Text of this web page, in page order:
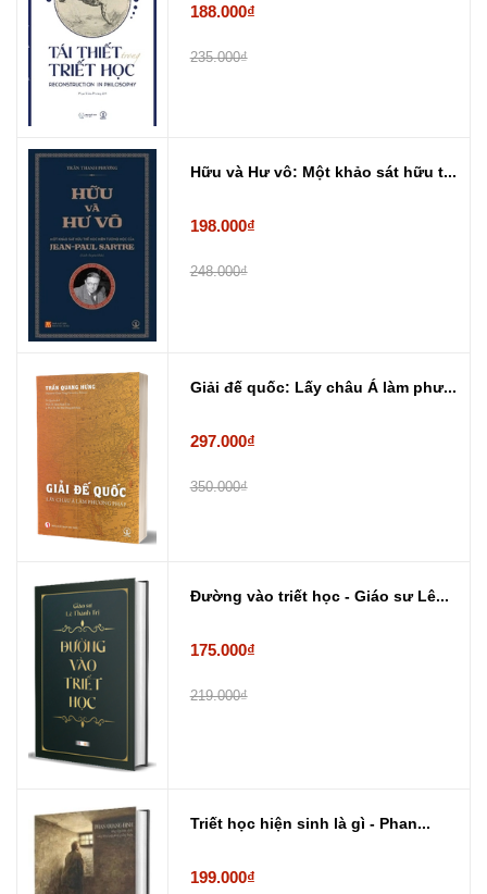
188.000₫
235.000₫
Hữu và Hư vô: Một khảo sát hữu t...
198.000₫
248.000₫
Giải đế quốc: Lấy châu Á làm phư...
297.000₫
350.000₫
Đường vào triết học - Giáo sư Lê...
175.000₫
219.000₫
Triết học hiện sinh là gì - Phan...
199.000₫